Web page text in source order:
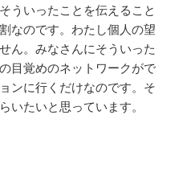
ういったことを伝えること
なのです。わたし個人の望
ん。みなさんにそういった
目覚めのネットワークがで
ンに行くだけなのです。そ
いたいと思っています。